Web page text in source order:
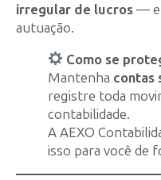
irregular de lucros — e
autuação.
Como se
Mantenha contas
registre toda
contabilidade.
A AEXO
isso para você de